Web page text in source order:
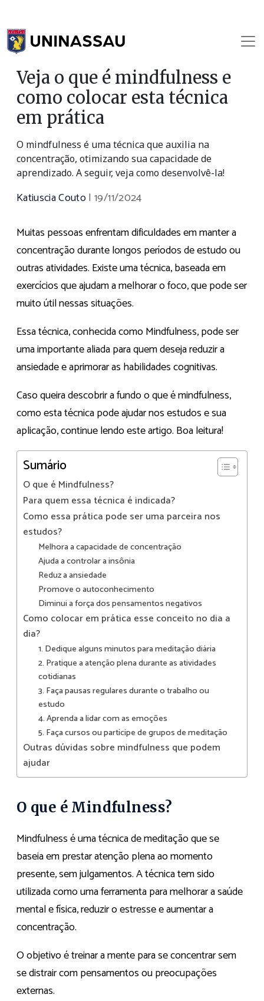
Veja o que é mindfulness e
como colocar esta técnica
em prática
O mindfulness é uma técnica que auxilia na
concentração, otimizando sua capacidade de
aprendizado. A seguir, veja como desenvolvê-la!
Katiuscia Couto|19/11/2024
Muitas pessoas enfrentam dificuldades em manter a
concentração durante longos períodos de estudo ou
outras atividades. Existe uma técnica, baseada em
exercícios que ajudam a melhorar o foco, que pode ser
muito útil nessas situações.
Essa técnica, conhecida como Mindfulness, pode ser
uma importante aliada para quem deseja reduzir a
ansiedade e aprimorar as habilidades cognitivas.
Caso queira descobrir a fundo o que é mindfulness,
como esta técnica pode ajudar nos estudos e sua
aplicação, continue lendo este artigo. Boa leitura!
Sumário
O que é Mindfulness?
Para quem essa técnica é indicada?
Como essa prática pode ser uma parceira nos
estudos?
Melhora a capacidade de concentração
Ajuda a controlar a insônia
Reduz a ansiedade
Promove o autoconhecimento
Diminui a força dos pensamentos negativos
Como colocar em prática esse conceito no dia a
dia?
1. Dedique alguns minutos para meditação diária
2. Pratique a atenção plena durante as atividades
cotidianas
3. Faça pausas regulares durante o trabalho ou
estudo
4. Aprenda a lidar com as emoções
5. Faça cursos ou participe de grupos de meditação
Outras dúvidas sobre mindfulness que podem
ajudar
O que é Mindfulness?
Mindfulness é uma técnica de meditação que se
baseia em prestar atenção plena ao momento
presente, sem julgamentos. A técnica tem sido
utilizada como uma ferramenta para melhorar a saúde
mental e física, reduzir o estresse e aumentar a
concentração.
O objetivo é treinar a mente para se concentrar sem
se distrair com pensamentos ou preocupações
externas.